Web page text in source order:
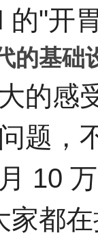
的"开
的基础
的
题，
10
家都